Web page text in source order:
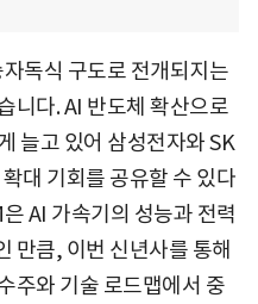
독식 구도로 전개되지는
니다. AI 반도체 확산으로
늘고 있어 삼성전자와 SK
대 기회를 공유할 수 있다
AI 가속기의 성능과 전력
만큼, 이번 신년사를 통해
주와 기술 로드맵에서 중